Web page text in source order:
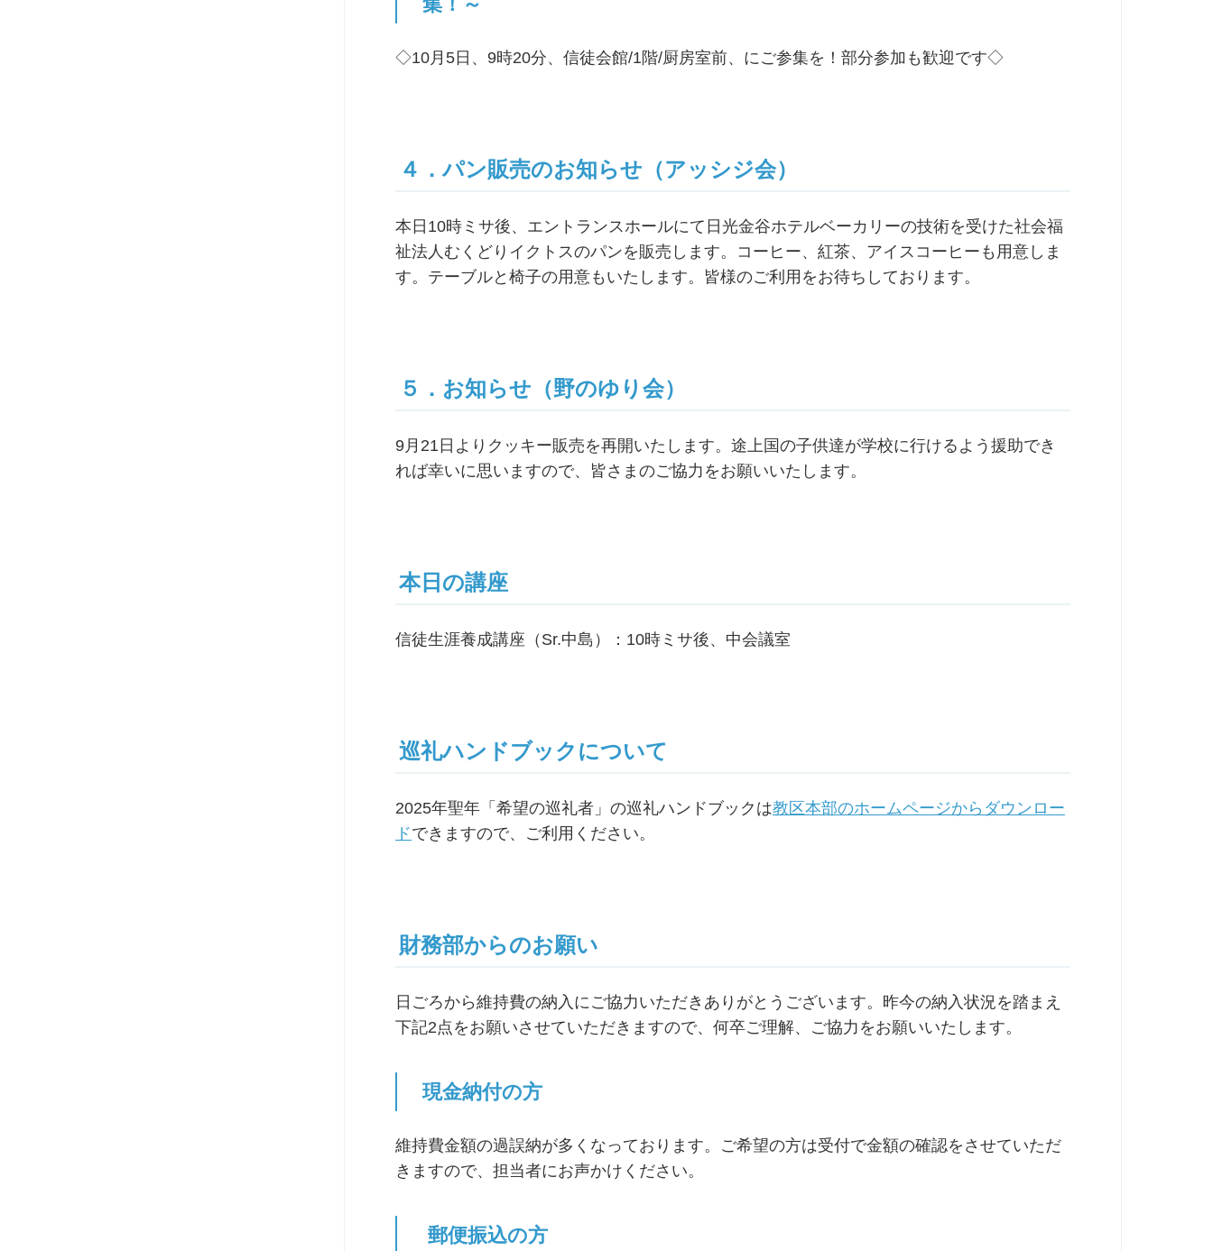
◇10月5日、9時20分、信徒会館/1階/厨房室前、にご参集を！部分参加も歓迎です◇
４．パン販売のお知らせ（アッシジ会）
本日10時ミサ後、エントランスホールにて日光金谷ホテルベーカリーの技術を受けた社会福
祉法人むくどりイクトスのパンを販売します。コーヒー、紅茶、アイスコーヒーも用意しま
す。テーブルと椅子の用意もいたします。皆様のご利用をお待ちしております。
５．お知らせ（野のゆり会）
9月21日よりクッキー販売を再開いたします。途上国の子供達が学校に行けるよう援助でき
れば幸いに思いますので、皆さまのご協力をお願いいたします。
本日の講座
信徒生涯養成講座（Sr.中島）：10時ミサ後、中会議室
巡礼ハンドブックについて
2025年聖年「希望の巡礼者」の巡礼ハンドブックは教区本部のホームページからダウンロー
ドできますので、ご利用ください。
財務部からのお願い
日ごろから維持費の納入にご協力いただきありがとうございます。昨今の納入状況を踏まえ
下記2点をお願いさせていただきますので、何卒ご理解、ご協力をお願いいたします。
現金納付の方
維持費金額の過誤納が多くなっております。ご希望の方は受付で金額の確認をさせていただ
きますので、担当者にお声かけください。
郵便振込の方